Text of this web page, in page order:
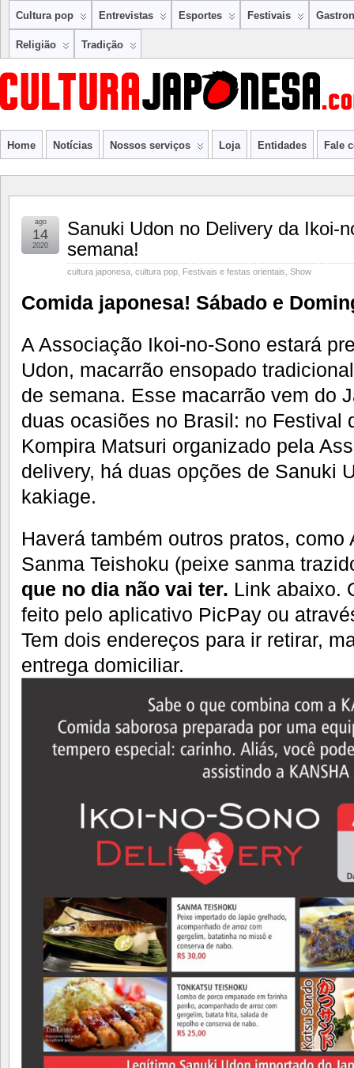
Cultura pop Entrevistas Esportes Festivais
Religião Tradição
Home Notícias Nossos serviços Loja Entidades Fale
Sanuki Udon no Delivery da Ikoi-
semana!
cultura japonesa cultura pop Festivais e festas orientais Show
ago
14
2020
Comida japonesa! Sábado e
A Associação Ikoi-no-Sono estará
Udon, macarrão ensopado
de semana. Esse macarrão vem do
duas ocasiões no Brasil: no Festival
Kompira Matsuri organizado pela
delivery, há duas opções de Sanuki
kakiage.
Haverá também outros pratos, como
Sanma Teishoku (peixe sanma
que no dia não vai ter. Link abaixo.
feito pelo aplicativo PicPay ou
Tem dois endereços para ir retirar,
entrega domiciliar.